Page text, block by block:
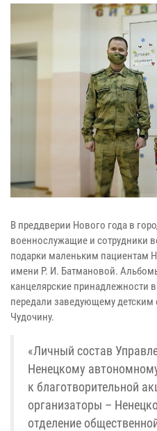
В преддверии Нового года в
военнослужащие и сотрудники
подарки маленьким пациентам
имени Р. И. Батмановой.
канцелярские принадлежности
передали заведующему
Чудочину.
«Личный состав
Ненецкому
к благотворительной
организаторы –
отделение